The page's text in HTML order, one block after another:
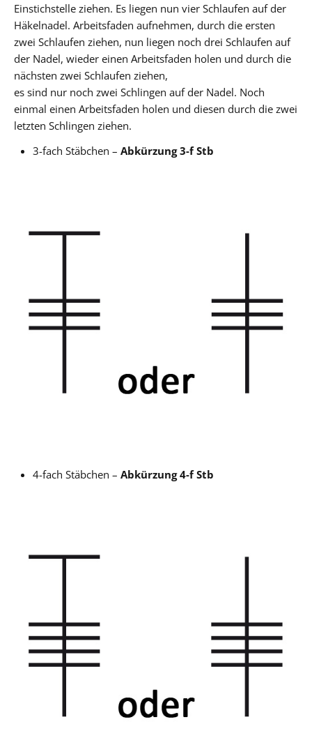
Einstichstelle ziehen. Es liegen nun vier Schlaufen auf der
Häkelnadel. Arbeitsfaden aufnehmen, durch die ersten
zwei Schlaufen ziehen, nun liegen noch drei Schlaufen auf
der Nadel, wieder einen Arbeitsfaden holen und durch die
nächsten zwei Schlaufen ziehen,
es sind nur noch zwei Schlingen auf der Nadel. Noch
einmal einen Arbeitsfaden holen und diesen durch die zwei
letzten Schlingen ziehen.
3-fach Stäbchen –Abkürzung 3-f Stb
4-fach Stäbchen –Abkürzung 4-f Stb